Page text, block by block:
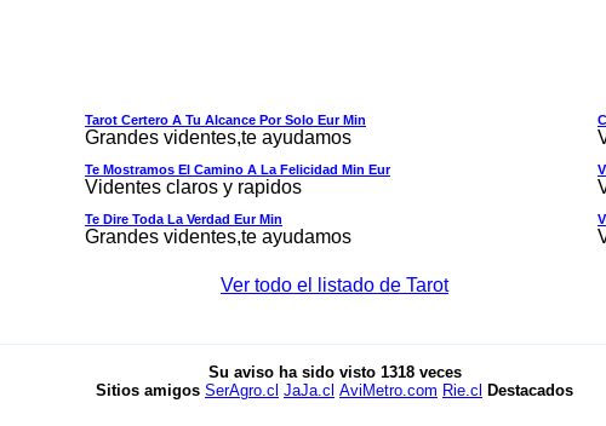
Tarot Certero A Tu Alcance Por Solo Eur Min
Grandes videntes,te ayudamos
Te Mostramos El Camino A La Felicidad Min Eur
Videntes claros y rapidos
Te Dire Toda La Verdad Eur Min
Grandes videntes,te ayudamos
Ver todo el listado de Tarot
Su aviso ha sido visto 1318veces
Sitios amigos SerAgro.cl JaJa.cl AviMetro.com Rie.cl Destacados